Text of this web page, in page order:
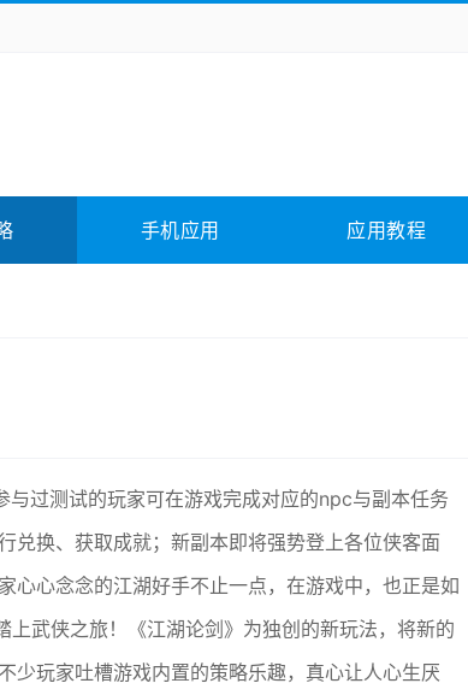
应用软件 影音软件 插件下载
手机应用 应用教程
与过测试的玩家可在游戏完成对应的npc与副本任务
兑换、获取成就；新副本即将强势登上各位侠客面
心心念念的江湖好手不止一点，在游戏中，也正是如
上武侠之旅！《江湖论剑》为独创的新玩法，将新的
少玩家吐槽游戏内置的策略乐趣，真心让人心生厌